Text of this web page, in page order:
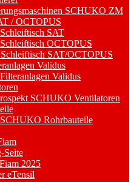
SCHUKO ZM
/ OCTOPUS
SAT
OCTOPUS
SAT/OCTOPUS
Validus
Validus
SCHUKO Ventilatoren
Rohrbauteile
Seite
2025
eTensil